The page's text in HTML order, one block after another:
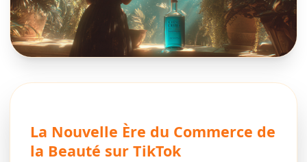
La Nouvelle Ère du Commerce de
la Beauté sur TikTok